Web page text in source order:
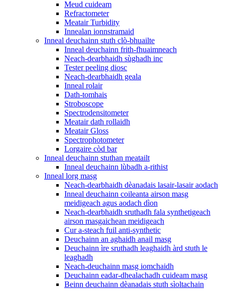
Meud cuideam
Refractometer
Meatair Turbidity
Innealan ionnstramaid
Inneal deuchainn stuth clò-bhuailte
Inneal deuchainn frith-fhuaimneach
Neach-dearbhaidh sùghadh inc
Tester peeling diosc
Neach-dearbhaidh geala
Inneal rolair
Dath-tomhais
Stroboscope
Spectrodensitometer
Meatair dath rollaidh
Meatair Gloss
Spectrophotometer
Lorgaire còd bar
Inneal deuchainn stuthan meatailt
Inneal deuchainn lùbadh a-rithist
Inneal lorg masg
Neach-dearbhaidh dèanadais lasair-lasair aodach
Inneal deuchainn coileanta airson masg
meidigeach agus aodach dìon
Neach-dearbhaidh sruthadh fala synthetigeach
airson masgaichean meidigeach
Cur a-steach fuil anti-synthetic
Deuchainn an aghaidh anail masg
Deuchainn ìre sruthadh leaghaidh àrd stuth le
leaghadh
Neach-deuchainn masg iomchaidh
Deuchainn eadar-dhealachadh cuideam masg
Beinn deuchainn dèanadais stuth sìoltachain